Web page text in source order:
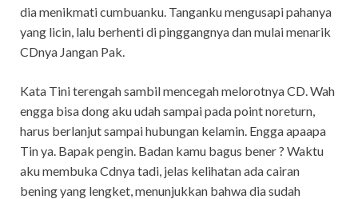
dia menikmati cumbuanku. Tanganku mengusapi pahanya
yang licin, lalu berhenti di pinggangnya dan mulai menarik
CDnya Jangan Pak.
Kata Tini terengah sambil mencegah melorotnya CD. Wah
engga bisa dong aku udah sampai pada point noreturn,
harus berlanjut sampai hubungan kelamin. Engga apaapa
Tin ya. Bapak pengin. Badan kamu bagus bener ? Waktu
aku membuka Cdnya tadi, jelas kelihatan ada cairan
bening yang lengket, menunjukkan bahwa dia sudah